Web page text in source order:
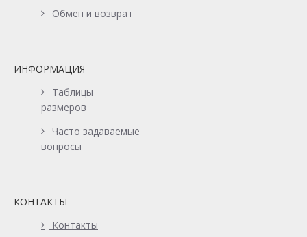
Обмен и возврат
ИНФОРМАЦИЯ
Таблицы
размеров
Часто задаваемые
вопросы
КОНТАКТЫ
Контакты